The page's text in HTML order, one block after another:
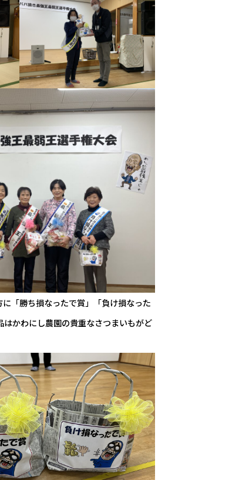
「勝ち損なったで賞」「負け損なった
かわにし農園の貴重なさつまいもがど